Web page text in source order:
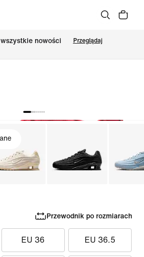
nowości Przeglądaj
Przewodnik po rozmiarach
EU 36 EU 36.5